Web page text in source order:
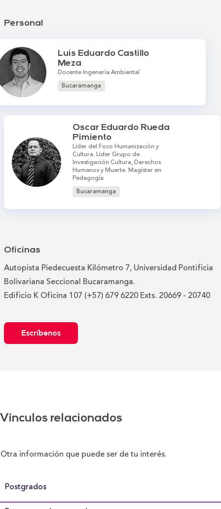
Personal
Luis Eduardo Castillo
Meza
Docente Ingenería Ambiental
Bucaramanga
Oscar Eduardo Rueda
Pimiento
Líder del Foco Humanización y
Cultura. Líder Grupo de
Investigación Cultura, Derechos
Humanos y Muerte. Magíster en
Pedagogía
Bucaramanga
Oficinas
Autopista Piedecuesta Kilómetro 7, Universidad Pontificia
Bolivariana Seccional Bucaramanga.
Edificio K Oficina 107 (+57) 679 6220 Exts. 20669 - 20740
Escríbenos
Vínculos relacionados
Otra información que puede ser de tu interés.
Postgrados